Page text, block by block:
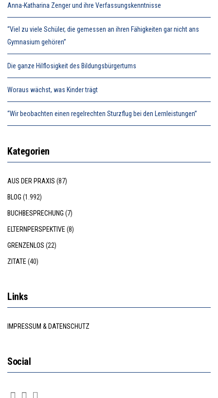
Anna-Katharina Zenger und ihre Verfassungskenntnisse
“Viel zu viele Schüler, die gemessen an ihren Fähigkeiten gar nicht ans
Gymnasium gehören”
Die ganze Hilflosigkeit des Bildungsbürgertums
Woraus wächst, was Kinder trägt
“Wir beobachten einen regelrechten Sturzflug bei den Lernleistungen”
Kategorien
AUS DER PRAXIS (87)
BLOG (1.992)
BUCHBESPRECHUNG (7)
ELTERNPERSPEKTIVE(8)
GRENZENLOS (22)
ZITATE(40)
Links
IMPRESSUM & DATENSCHUTZ
Social